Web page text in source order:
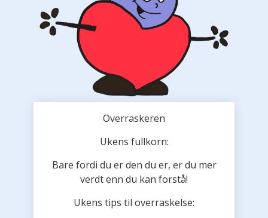
Overraskeren
Ukens fullkorn:
Bare fordi du er den du er, er du mer
verdt enn du kan forstå!
Ukens tips til overraskelse: